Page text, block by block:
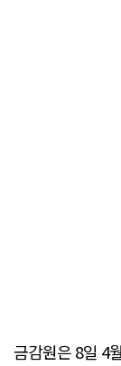
금감원은 8일 4